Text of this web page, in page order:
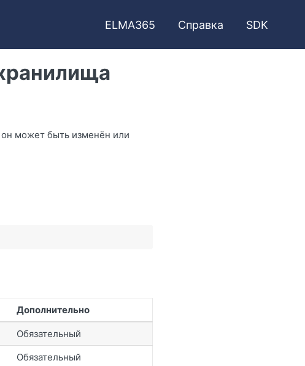
ELMA365 Справка SDK
может быть изменён или
Дополнительно
Обязательный
Обязательный